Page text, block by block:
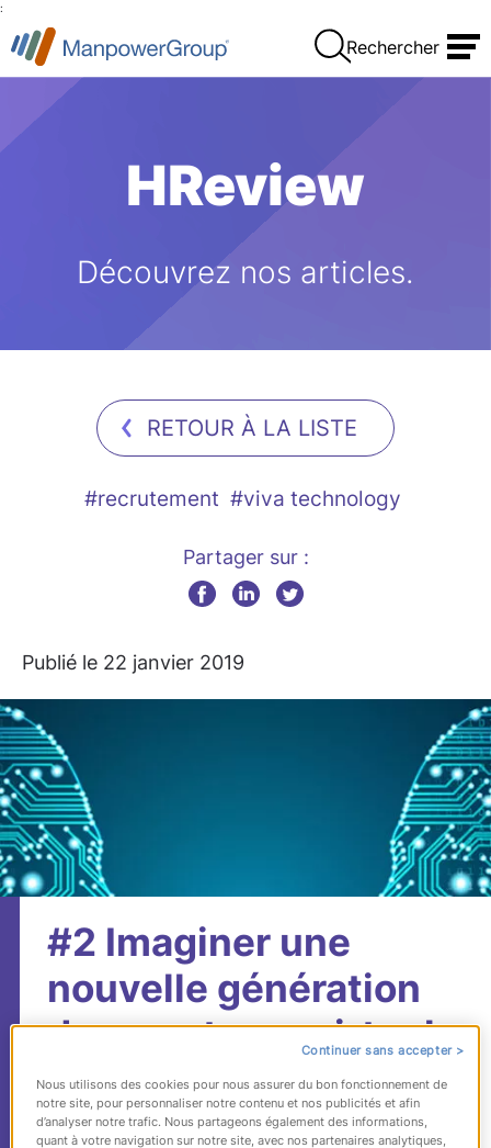
:
Rechercher
HReview
Découvrez nos articles.
RETOUR À LA LISTE
#recrutement #viva technology
Partager sur :
Publié le 22 janvier 2019
#2 Imaginer une
nouvelle génération
de recruteurs virtuels
Résolument multicanal, le recrutement est
confronté à un volume de données à
Continuer sans accepter >
Nous utilisons des cookies pour nous assurer du bon fonctionnement de
notre site, pour personnaliser notre contenu et nos publicités et afin
d’analyser notre trafic. Nous partageons également des informations,
quant à votre navigation sur notre site, avec nos partenaires analytiques,